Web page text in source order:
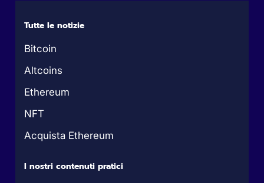
Tutte le notizie
Bitcoin
Altcoins
Ethereum
NFT
Acquista Ethereum
I nostri contenuti pratici